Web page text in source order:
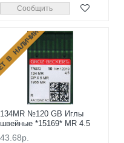
Сообщить
НАЛИЧИИ
134MR №120 GB Иглы
швейные *15169* MR 4.5
43.68р.